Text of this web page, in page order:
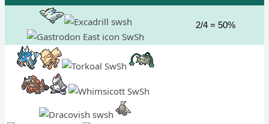
2/4 = 50%